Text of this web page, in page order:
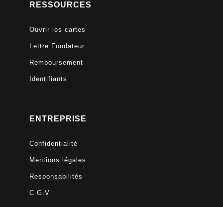
RESSOURCES
Ouvrir les cartes
Lettre Fondateur
Remboursement
Identifiants
ENTREPRISE
Confidentialité
Mentions légales
Responsabilités
C.G.V